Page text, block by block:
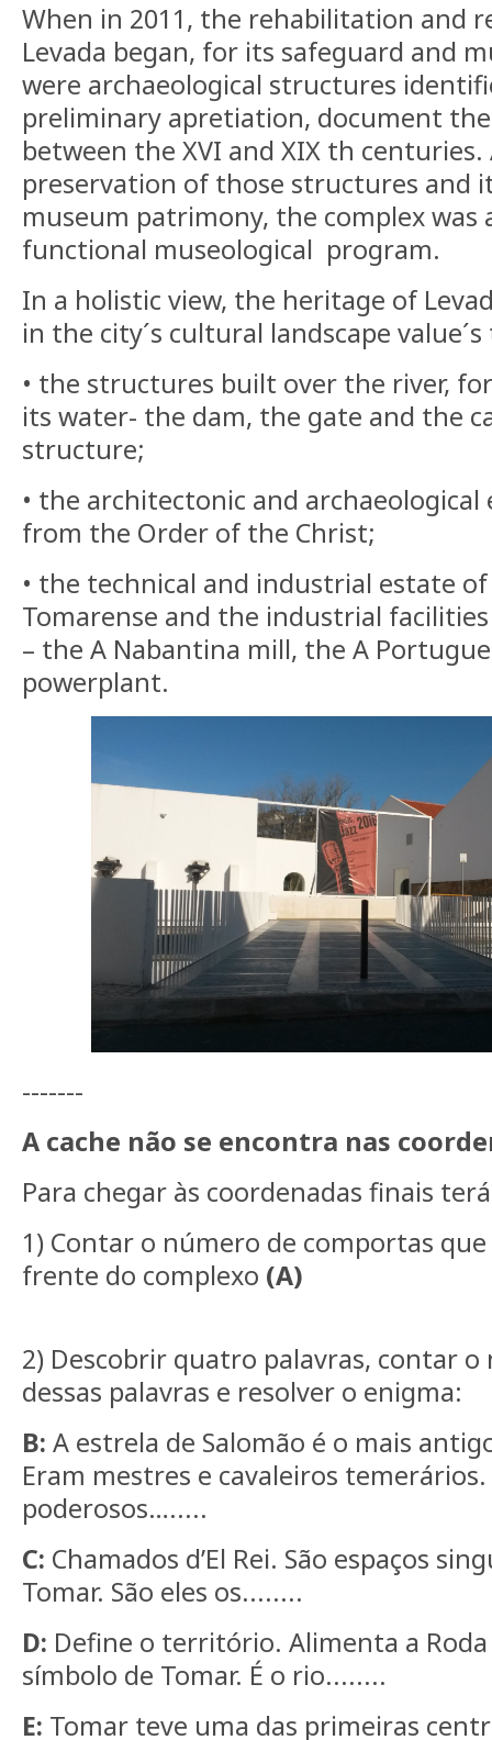
When in 2011, the rehabilitation and
Levada began, for its safeguard and
were archaeological structures
preliminary apretiation, document
between the XVI and XIX th
preservation of those structures and
museum patrimony, the complex was
functional museological program.
In a holistic view, the heritage of
in the city´s cultural landscape
• the structures built over the river,
its water- the dam, the gate and the
structure;
• the architectonic and
from the Order of the Christ;
• the technical and industrial estate
Tomarense and the industrial
– the A Nabantina mill, the A
powerplant.
-------
A cache não se encontra nas
Para chegar às coordenadas finais
1) Contar o número de comportas
frente do complexo (A)
2) Descobrir quatro palavras, contar
dessas palavras e resolver o enigma:
B: A estrela de Salomão é o mais
Eram mestres e cavaleiros
poderosos….....
C: Chamados d’El Rei. São espaços
Tomar. São eles os........
D: Define o território. Alimenta a
símbolo de Tomar. É o rio........
E: Tomar teve uma das primeiras